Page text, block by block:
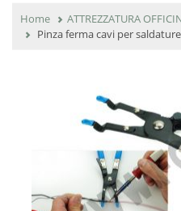
Home ATTREZZATURA
Pinza ferma cavi per saldature